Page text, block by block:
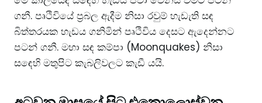
ගනී. පෘථිවියේ ප්‍රබල ඇදීම නිසා රවුම් හැඩැති සඳ
බිත්තරයක හැඩය ගනිමින් පෘථිවිය දෙසට ඇදෙන්නට
පටන් ගනී. මහා සඳ කම්පා (Moonquakes) නිසා
සඳෙහි මතුපිට කැබලිවලට කැඩී යයි.